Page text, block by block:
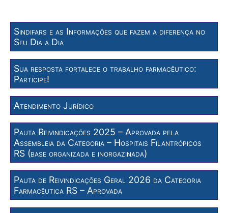
Sindifars e as Informações que fazem a diferença no
Seu Dia a Dia
Sua resposta fortalece o trabalho farmacêutico:
Participe!
Atendimento Jurídico
Pauta Reivindicações 2025 – Aprovada pela
Assembleia da Categoria – Hospitais Filantrópicos
RS (base organizada e inorgazinada)
Pauta de Reivindicações Geral 2026 da Categoria
Farmacêutica RS – Aprovada